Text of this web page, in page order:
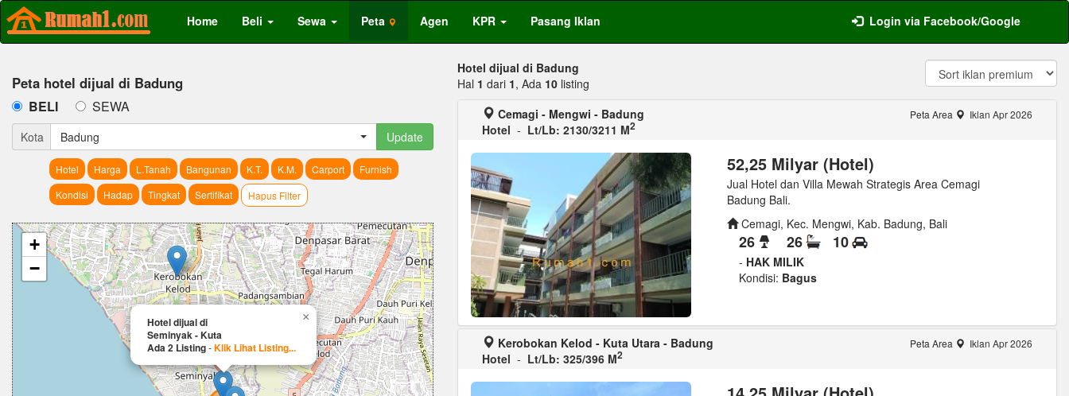
Home Beli Sewa Peta Agen KPR Pasang Iklan Login via Facebook/Google
Peta hotel dijual di Badung
BELI SEWA
Kota Badung Update
Hotel Harga L.Tanah Bangunan K.T. K.M. Carport
Furnish
Kondisi
Hadap Tingkat Sertifikat Hapus Filter
Hotel dijual di
Seminyak - Kuta
Ada 2 Listing-Klik Lihat Listing...
×
+
−
Hotel dijual di Badung
Hal 1 dari 1, Ada 10 listing
Cemagi - Mengwi - Badung
Hotel - Lt/Lb: 2130/3211 M2
Peta Area Iklan Apr 2026
52,25 Milyar (Hotel)
Jual Hotel dan Villa Mewah Strategis Area Cemagi
Badung Bali.
Cemagi, Kec. Mengwi, Kab. Badung, Bali
26 26 10
- HAK MILIK
Kondisi: Bagus
Kerobokan Kelod - Kuta Utara - Badung
Hotel - Lt/Lb: 325/396 M2
Peta Area Iklan Apr 2026